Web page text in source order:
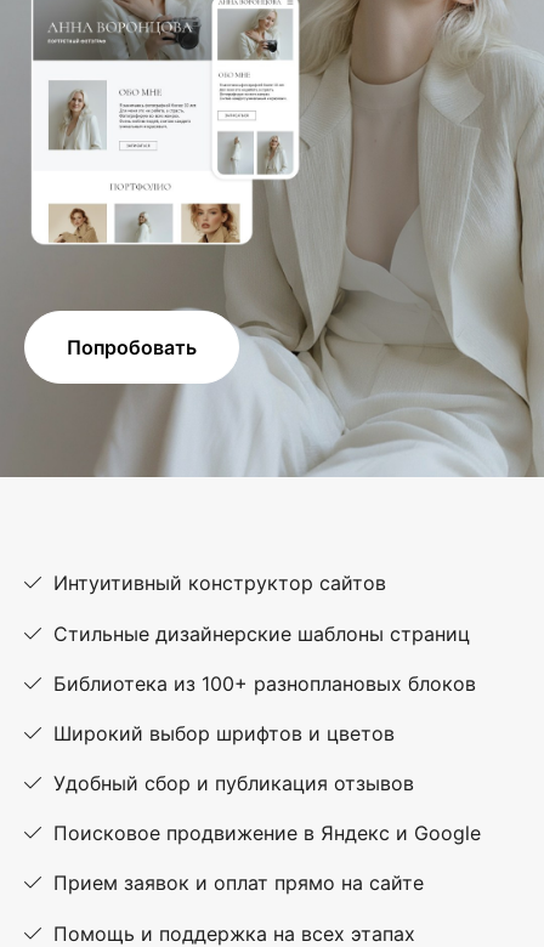
Попробовать
Интуитивный конструктор сайтов
Стильные дизайнерские шаблоны страниц
Библиотека из 100+ разноплановых блоков
Широкий выбор шрифтов и цветов
Удобный сбор и публикация отзывов
Поисковое продвижение в Яндекс и Google
Прием заявок и оплат прямо на сайте
Помощь и поддержка на всех этапах